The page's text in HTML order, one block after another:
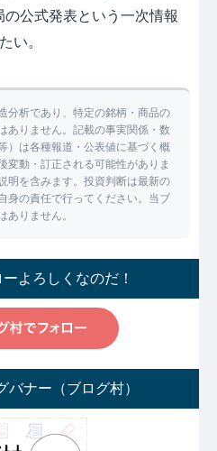
公式発表という一次情報
い。
分析であり、特定の銘柄・商品の
ありません。記載の事実関係・数
）は各種報道・公表値に基づく概
変動・訂正される可能性がありま
明を含みます。投資判断は最新の
身の責任で行ってください。当ブ
ありません。
よろしくなのだ！
ナー（ブログ村）